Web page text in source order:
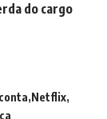
do cargo
conta Netflix